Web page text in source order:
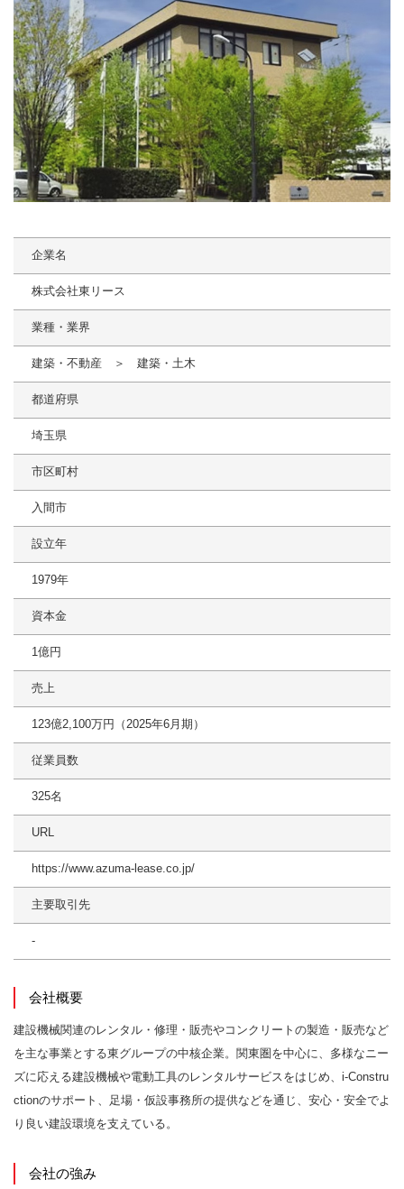
企業名
株式会社東リース
業種・業界
建築・不動産 ＞ 建築・土木
都道府県
埼玉県
市区町村
入間市
設立年
1979年
資本金
1億円
売上
123億2,100万円（2025年6月期）
従業員数
325名
URL
https://www.azuma-lease.co.jp/
主要取引先
-
会社概要
建設機械関連のレンタル・修理・販売やコンクリートの製造・販売など
を主な事業とする東グループの中核企業。関東圏を中心に、多様なニー
ズに応える建設機械や電動工具のレンタルサービスをはじめ、i-Constru
ctionのサポート、足場・仮設事務所の提供などを通じ、安心・安全でよ
り良い建設環境を支えている。
会社の強み